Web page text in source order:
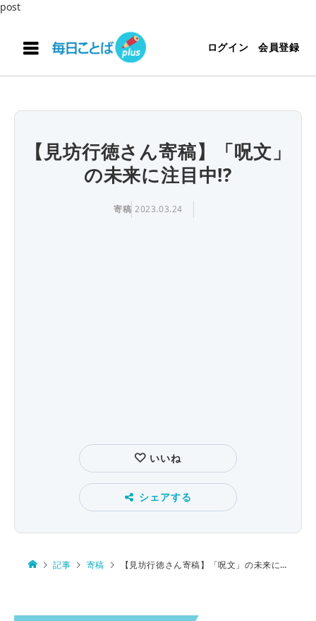
post
ログイン 会員登録
【見坊行徳さん寄稿】「呪文」
の未来に注目中!?
寄稿 2023.03.24
いいね
シェアする
記事 寄稿 【見坊行徳さん寄稿】「呪文」の未来に注目中!?